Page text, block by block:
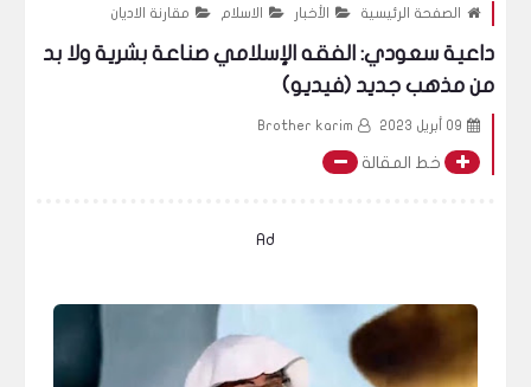
الصفحة الرئيسية الأخبار الاسلام مقارنة الاديان
داعية سعودي: الفقه الإسلامي صناعة بشرية ولا بد
من مذهب جديد (فيديو)
09 أبريل 2023 Brother karim
خط المقالة
Ad